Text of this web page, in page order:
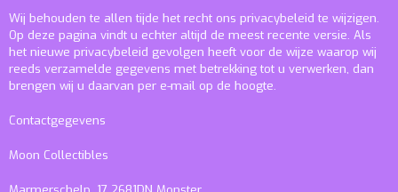
Wij behouden te allen tijde het recht ons privacybeleid te wijzigen.
Op deze pagina vindt u echter altijd de meest recente versie. Als
het nieuwe privacybeleid gevolgen heeft voor de wijze waarop wij
reeds verzamelde gegevens met betrekking tot u verwerken, dan
brengen wij u daarvan per e-mail op de hoogte.
Contactgegevens
Moon Collectibles